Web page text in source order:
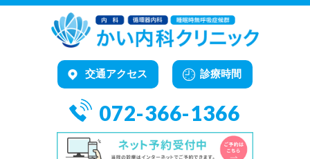
交通アクセス 診療時間
072-366-1366